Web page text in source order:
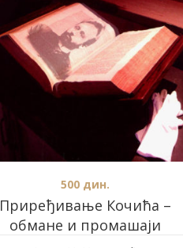
Приређивање Кочића –
обмане и промашаји
500 дин.